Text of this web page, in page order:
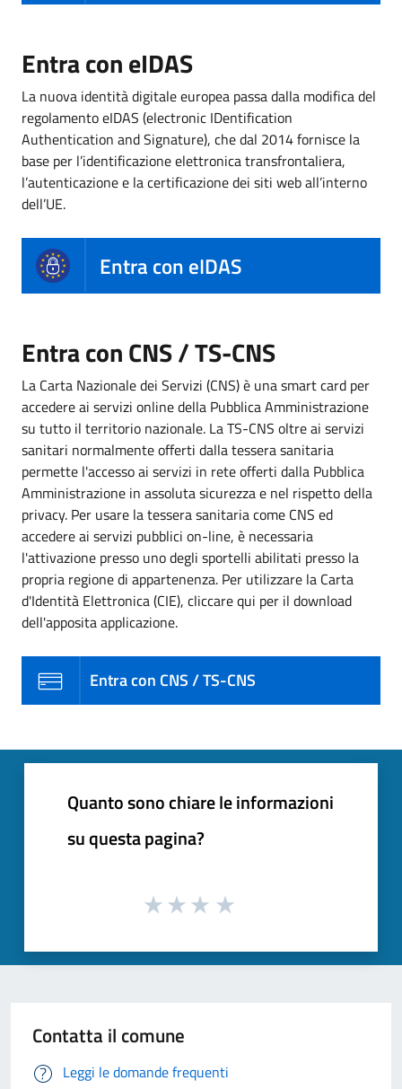
Entra con eIDAS
La nuova identità digitale europea passa dalla modifica del
regolamento eIDAS (electronic IDentification
Authentication and Signature), che dal 2014 fornisce la
base per l’identificazione elettronica transfrontaliera,
l’autenticazione e la certificazione dei siti web all’interno
dell’UE.
Entra con eIDAS
Entra con CNS / TS-CNS
La Carta Nazionale dei Servizi (CNS) è una smart card per
accedere ai servizi online della Pubblica Amministrazione
su tutto il territorio nazionale. La TS-CNS oltre ai servizi
sanitari normalmente offerti dalla tessera sanitaria
permette l'accesso ai servizi in rete offerti dalla Pubblica
Amministrazione in assoluta sicurezza e nel rispetto della
privacy. Per usare la tessera sanitaria come CNS ed
accedere ai servizi pubblici on-line, è necessaria
l'attivazione presso uno degli sportelli abilitati presso la
propria regione di appartenenza. Per utilizzare la Carta
d'Identità Elettronica (CIE), cliccare qui per il download
dell'apposita applicazione.
Entra con CNS / TS-CNS
Quanto sono chiare le informazioni
su questa pagina?
Contatta il comune
Leggi le domande frequenti